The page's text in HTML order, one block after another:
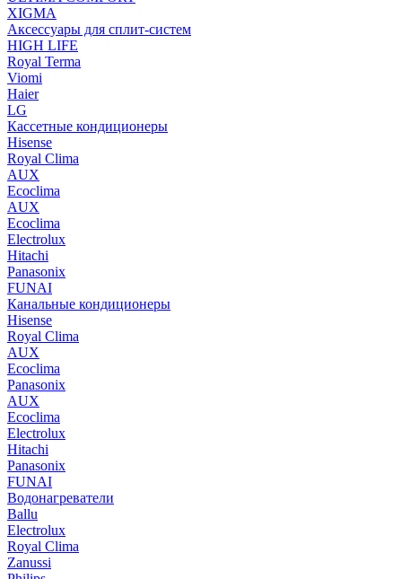
XIGMA
Аксессуары для сплит-систем
HIGH LIFE
Royal Terma
Viomi
Haier
LG
Кассетные кондиционеры
Hisense
Royal Clima
AUX
Ecoclima
AUX
Ecoclima
Electrolux
Hitachi
Panasonix
FUNAI
Канальные кондиционеры
Hisense
Royal Clima
AUX
Ecoclima
Panasonix
AUX
Ecoclima
Electrolux
Hitachi
Panasonix
FUNAI
Водонагреватели
Ballu
Electrolux
Royal Clima
Zanussi